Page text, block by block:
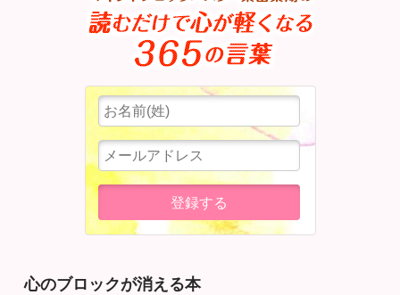
心のブロックが消える本